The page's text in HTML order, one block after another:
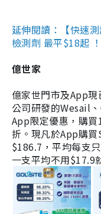
延伸閱讀：【快速
檢測劑 最平$18起
億世家
億家世門市及App
公司研發的Wesail
App限定優惠，購
折。現凡於App購
$186.7，平均每支
一支平均不用$17.9